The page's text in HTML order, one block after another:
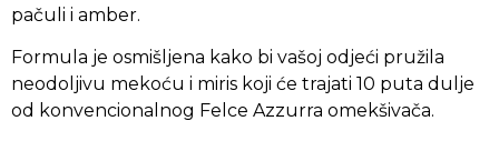
pačuli i amber.
Formula je osmišljena kako bi vašoj odjeći pružila
neodoljivu mekoću i miris koji će trajati 10 puta dulje
od konvencionalnog Felce Azzurra omekšivača.